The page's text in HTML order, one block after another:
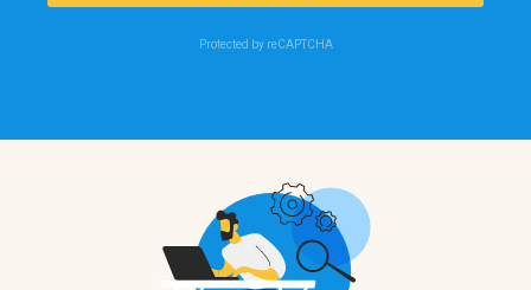
Protected by reCAPTCHA